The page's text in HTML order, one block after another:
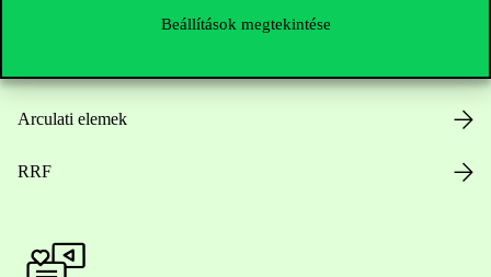
Beállítások megtekintése
Arculati elemek
RRF